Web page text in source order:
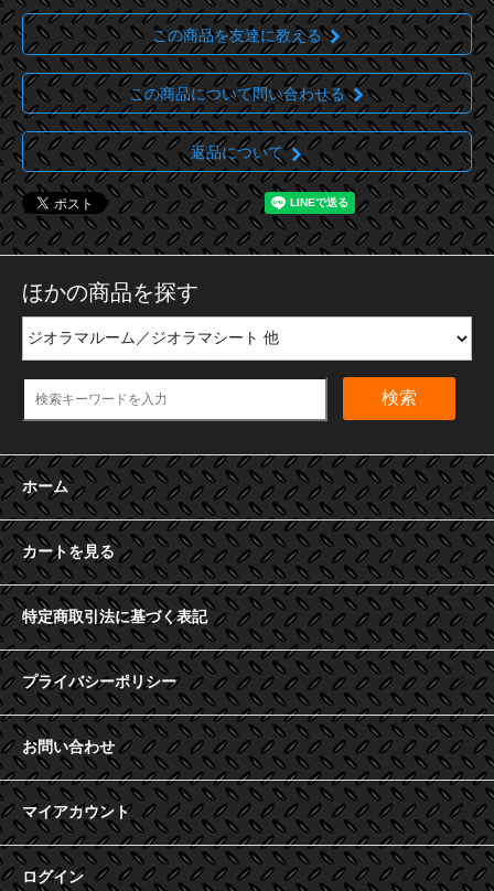
この商品を友達に教える
この商品について問い合わせる
返品について
ほかの商品を探す
検索
ホーム
カートを見る
特定商取引法に基づく表記
プライバシーポリシー
お問い合わせ
マイアカウント
ログイン